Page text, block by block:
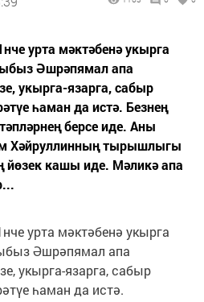
урта мәктәбенә укырга
Әшрәпямал апа
укырга-язарга, сабыр
һаман да истә. Безнең
берсе иде. Аны
Хәйруллинның тырышлыгы
йөзек кашы иде. Мәликә апа
урта мәктәбенә укырга
Әшрәпямал апа
укырга-язарга, сабыр
һаман да истә.